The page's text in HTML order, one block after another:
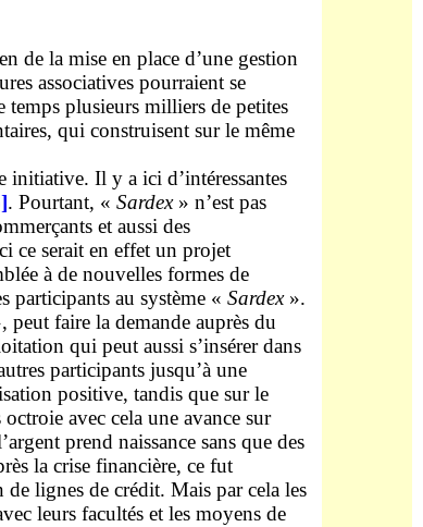
de la mise en place d’une gestion
associatives pourraient se
temps plusieurs milliers de petites
qui construisent sur le même
initiative. Il y a ici d’intéressantes
. Pourtant, « Sardex » n’est pas
et aussi des
ce serait en effet un projet
à de nouvelles formes de
participants au système « Sardex».
peut faire la demande auprès du
qui peut aussi s’insérer dans
participants jusqu’à une
positive, tandis que sur le
avec cela une avance sur
prend naissance sans que des
la crise financière, ce fut
de lignes de crédit. Mais par cela les
leurs facultés et les moyens de